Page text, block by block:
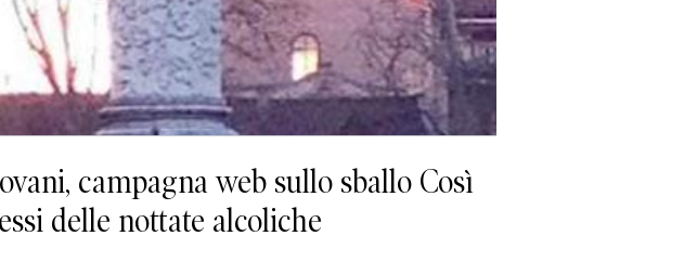
campagna web sullo sballo Così
delle nottate alcoliche